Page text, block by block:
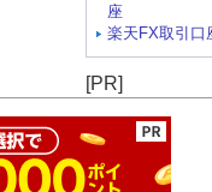
座
楽天FX取引口
[PR]